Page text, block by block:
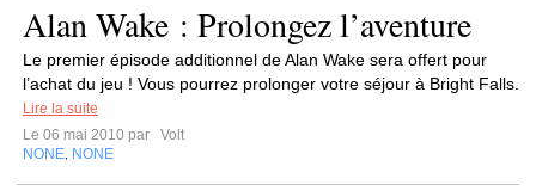
Alan Wake : Prolongez l’aventure
Le premier épisode additionnel de Alan Wake sera offert pour
l’achat du jeu ! Vous pourrez prolonger votre séjour à Bright Falls.
Lire la suite
Le 06 mai 2010 par
Volt
NONE NONE